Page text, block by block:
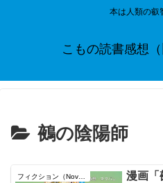
本は人類の叡
こもの読書感想（
鵺の陰陽師
フィクション（Novel）
漫画